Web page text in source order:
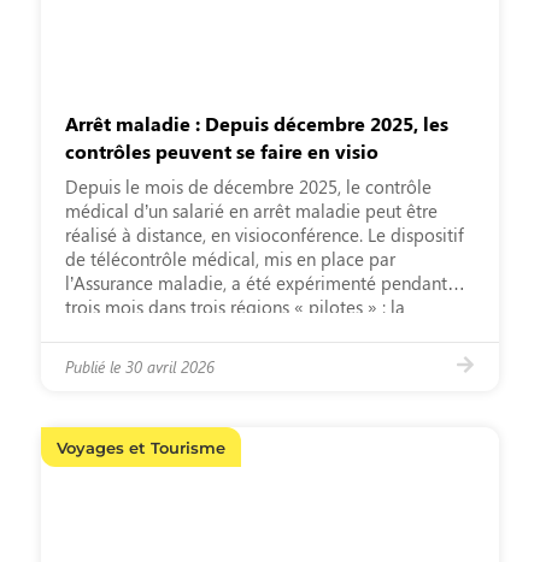
Arrêt maladie : Depuis décembre 2025, les
contrôles peuvent se faire en visio
Depuis le mois de décembre 2025, le contrôle
médical d’un salarié en arrêt maladie peut être
réalisé à distance, en visioconférence. Le dispositif
de télécontrôle médical, mis en place par
l’Assurance maladie, a été expérimenté pendant
trois mois dans trois régions « pilotes » : la
l’Occitanie. Il est désormais généra­lisé […]
Publié le 30 avril 2026
Voyages et Tourisme